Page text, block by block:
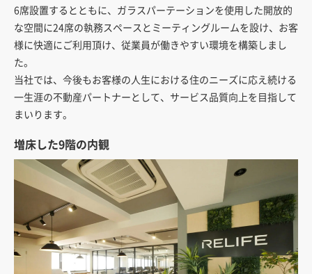
6席設置するとともに、ガラスパーテーションを使用した開放的
な空間に24席の執務スペースとミーティングルームを設け、お客
様に快適にご利用頂け、従業員が働きやすい環境を構築しまし
た。
当社では、今後もお客様の人生における住のニーズに応え続ける
一生涯の不動産パートナーとして、サービス品質向上を目指して
まいります。
増床した9階の内観